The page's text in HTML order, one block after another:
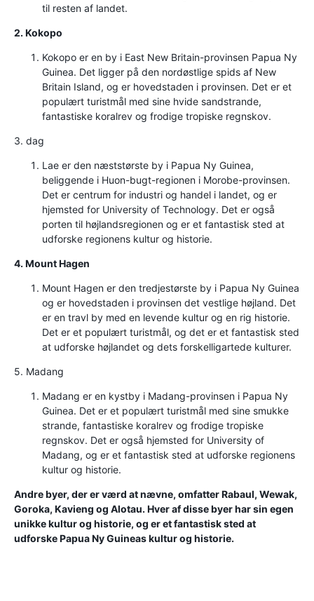
til resten af ​​landet.
2. Kokopo
Kokopo er en by i East New Britain-provinsen Papua Ny
Guinea. Det ligger på den nordøstlige spids af New
Britain Island, og er hovedstaden i provinsen. Det er et
populært turistmål med sine hvide sandstrande,
fantastiske koralrev og frodige tropiske regnskov.
3. dag
Lae er den næststørste by i Papua Ny Guinea,
beliggende i Huon-bugt-regionen i Morobe-provinsen.
Det er centrum for industri og handel i landet, og er
hjemsted for University of Technology. Det er også
porten til højlandsregionen og er et fantastisk sted at
udforske regionens kultur og historie.
4. Mount Hagen
Mount Hagen er den tredjestørste by i Papua Ny Guinea
og er hovedstaden i provinsen det vestlige højland. Det
er en travl by med en levende kultur og en rig historie.
Det er et populært turistmål, og det er et fantastisk sted
at udforske højlandet og dets forskelligartede kulturer.
5. Madang
Madang er en kystby i Madang-provinsen i Papua Ny
Guinea. Det er et populært turistmål med sine smukke
strande, fantastiske koralrev og frodige tropiske
regnskov. Det er også hjemsted for University of
Madang, og er et fantastisk sted at udforske regionens
kultur og historie.
Andre byer, der er værd at nævne, omfatter Rabaul, Wewak,
Goroka, Kavieng og Alotau. Hver af disse byer har sin egen
unikke kultur og historie, og er et fantastisk sted at
udforske Papua Ny Guineas kultur og historie.